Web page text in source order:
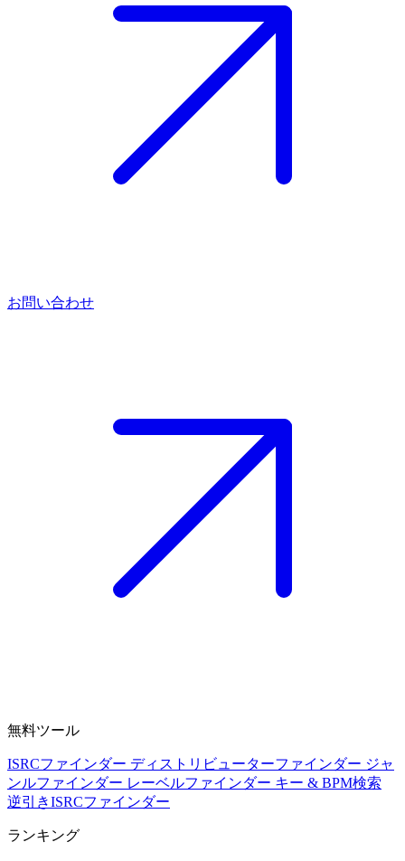
お問い合わせ
無料ツール
ISRCファインダー ディストリビューターファインダー ジャ
ンルファインダー レーベルファインダー キー & BPM検索
逆引きISRCファインダー
ランキング